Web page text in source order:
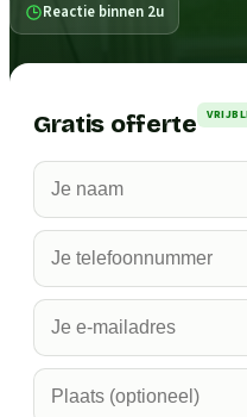
Reactie binnen 2u
Gratis offerte